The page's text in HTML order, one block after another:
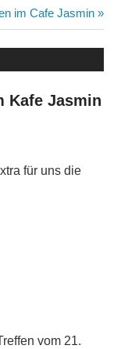
im Cafe Jasmin
Kafe Jasmin
für uns die
vom 21.